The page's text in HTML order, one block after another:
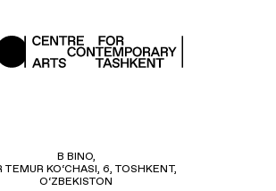
B BINO,
TEMUR KO‘CHASI, 6, TOSHKENT,
O‘ZBEKISTON